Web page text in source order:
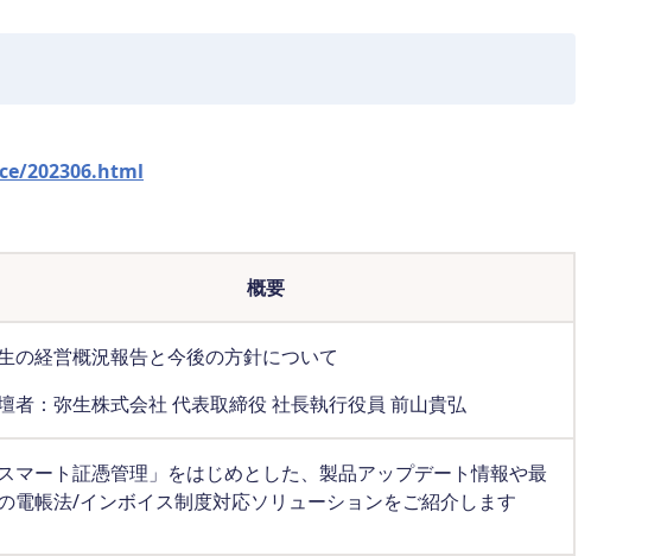
202306.html
概要
の経営概況報告と今後の方針について
者：弥生株式会社 代表取締役 社長執行役員 前山貴弘
スマート証憑管理」をはじめとした、製品アップデート情報や最
電帳法/インボイス制度対応ソリューションをご紹介します